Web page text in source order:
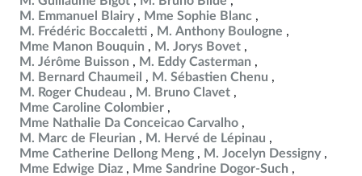
M. Emmanuel Blairy
Mme Sophie Blanc
M. Frédéric Boccaletti
M. Anthony Boulogne
Mme Manon Bouquin
M. Jorys Bovet
M. Jérôme Buisson
M. Eddy Casterman
M. Bernard Chaumeil
M. Sébastien Chenu
M. Roger Chudeau
M. Bruno Clavet
Mme Caroline Colombier
Mme Nathalie Da Conceicao Carvalho
M. Marc de Fleurian
M. Hervé de Lépinau
Mme Catherine Dellong Meng
M. Jocelyn Dessigny
Mme Edwige Diaz
Mme Sandrine Dogor-Such